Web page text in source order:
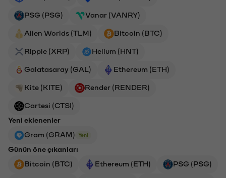
PSG (PSG) Vanar (VANRY)
Alien Worlds (TLM) Bitcoin (BTC)
Ripple (XRP) Helium (HNT)
Galatasaray (GAL) Ethereum (ETH)
Kite (KITE) Render (RENDER)
Cartesi (CTSI)
Yeni eklenenler
Gram (GRAM)
Yeni
Günün öne çıkanları
Bitcoin (BTC)
Ethereum (ETH) PSG (PSG)